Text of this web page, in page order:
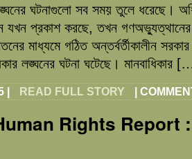
ঘটনাগুলো সব সময় তুলে ধরেছে।
যখন প্রকাশ করছে, তখন
মাধ্যমে গঠিত অন্তর্বর্তীকালীন
লঙ্ঘনের ঘটনা ঘটেছে। মানবাধিকার
READ FULL STORY
Rights Report